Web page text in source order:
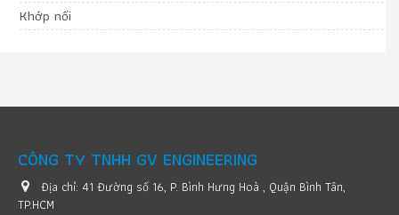
Khớp nối
CÔNG TY TNHH GV ENGINEERING
Địa chỉ: 41 Đường số 16, P. Bình Hưng Hoà , Quận Bình Tân,
TP.HCM